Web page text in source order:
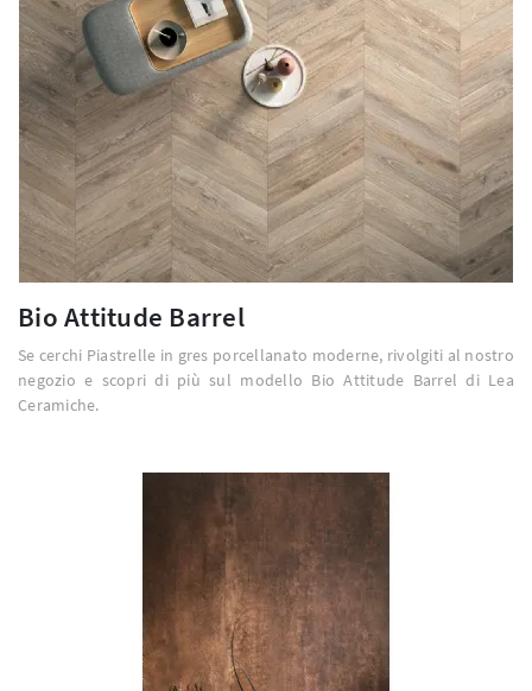
Bio Attitude Barrel
Se cerchi Piastrelle in gres porcellanato moderne, rivolgiti al nostro
negozio e scopri di più sul modello Bio Attitude Barrel di Lea
Ceramiche.